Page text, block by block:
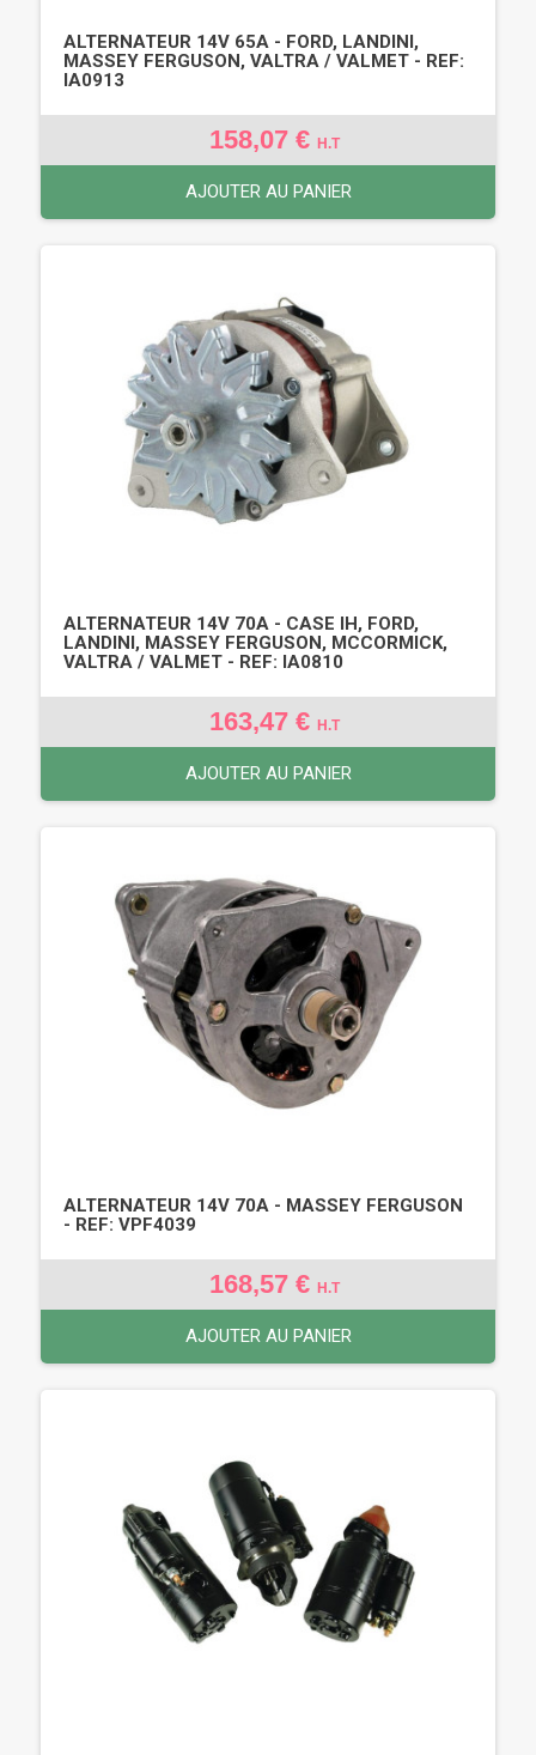
ALTERNATEUR 14V 65A - FORD, LANDINI,
MASSEY FERGUSON, VALTRA / VALMET - REF:
IA0913
158,07 € H.T
AJOUTER AU PANIER
ALTERNATEUR 14V 70A - CASE IH, FORD,
LANDINI, MASSEY FERGUSON, MCCORMICK,
VALTRA / VALMET - REF: IA0810
163,47 € H.T
AJOUTER AU PANIER
ALTERNATEUR 14V 70A - MASSEY FERGUSON
- REF: VPF4039
168,57 € H.T
AJOUTER AU PANIER